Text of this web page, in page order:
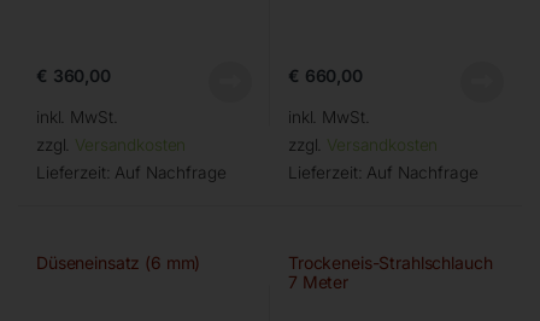
€ 360,00
inkl. MwSt.
zzgl. Versandkosten
Lieferzeit: Auf Nachfrage
€ 660,00
inkl. MwSt.
zzgl. Versandkosten
Lieferzeit: Auf Nachfrage
Düseneinsatz (6 mm)
Trockeneis-Strahlschlauch
7 Meter